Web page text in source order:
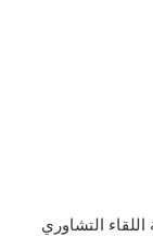
التشاوري